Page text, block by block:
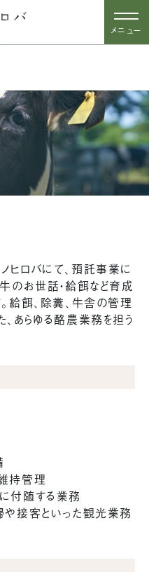
メニュー
ヒロバにて、預託事業に
のお世話・給餌など育成
給餌、除糞、牛舎の管理
あらゆる酪農業務を担う
持管理
付随する業務
接客といった観光業務